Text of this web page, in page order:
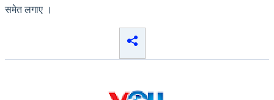
समेत लगाए ।